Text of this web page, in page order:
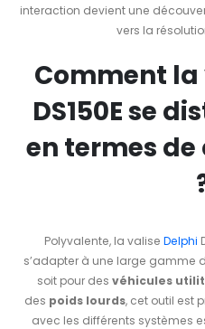
interaction devient une
vers la
Comment la
DS150E se
en termes
Polyvalente, la valise Delphi
s’adapter à une large gamme
soit pour des véhicules
des poids lourds, cet outil est
avec les différents systèmes